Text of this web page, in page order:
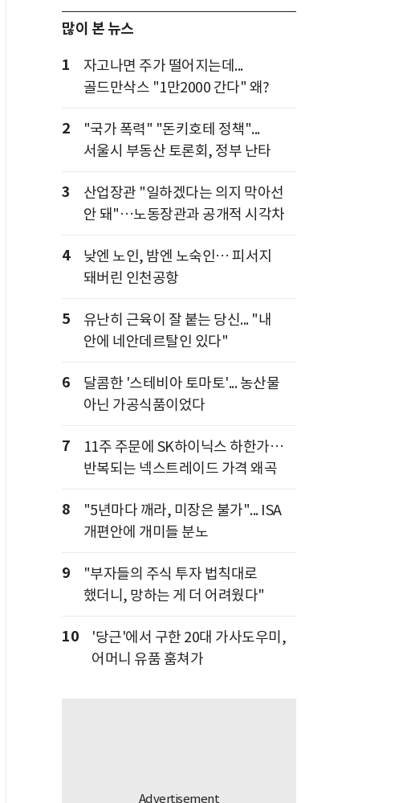
많이 본 뉴스
1
자고나면 주가 떨어지는데...
골드만삭스 "1만2000 간다" 왜?
2
"국가 폭력" "돈키호테 정책"...
서울시 부동산 토론회, 정부 난타
3
산업장관 "일하겠다는 의지 막아선
안 돼"…노동장관과 공개적 시각차
4
낮엔 노인, 밤엔 노숙인… 피서지
돼버린 인천공항
5
유난히 근육이 잘 붙는 당신... "내
안에 네안데르탈인 있다"
6
달콤한 '스테비아 토마토'... 농산물
아닌 가공식품이었다
7
11주 주문에 SK하이닉스 하한가…
반복되는 넥스트레이드 가격 왜곡
8
"5년마다 깨라, 미장은 불가"... ISA
개편안에 개미들 분노
9
"부자들의 주식 투자 법칙대로
했더니, 망하는 게 더 어려웠다"
10
'당근'에서 구한 20대 가사도우미,
어머니 유품 훔쳐가